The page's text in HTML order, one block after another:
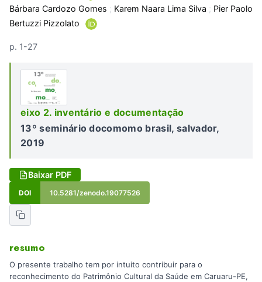
Bárbara Cardozo Gomes ; Karem Naara Lima Silva ; Pier Paolo
Bertuzzi Pizzolato
p. 1-27
eixo 2. inventário e documentação
13º seminário docomomo brasil, salvador,
2019
Baixar PDF
DOI 10.5281/zenodo.19077526
resumo
O presente trabalho tem por intuito contribuir para o
reconhecimento do Patrimônio Cultural da Saúde em Caruaru-PE,